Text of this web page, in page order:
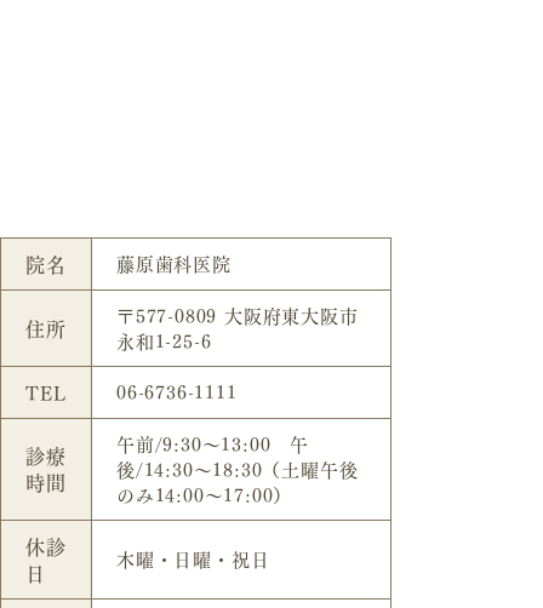
院名 藤原歯科医院
住所
〒577-0809 大阪府東大阪市
永和1-25-6
TEL 06-6736-1111
診療
時間
午前/9:30～13:00 午
後/14:30～18:30（土曜午後
のみ14:00～17:00）
休診
日
木曜・日曜・祝日